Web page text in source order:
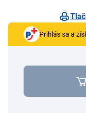
Tlač
Prihlás sa a